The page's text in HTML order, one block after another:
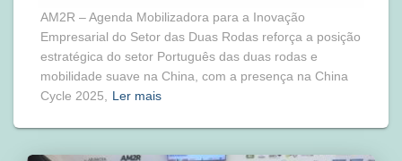
AM2R – Agenda Mobilizadora para a Inovação
Empresarial do Setor das Duas Rodas reforça a posição
estratégica do setor Português das duas rodas e
mobilidade suave na China, com a presença na China
Cycle 2025, Ler mais